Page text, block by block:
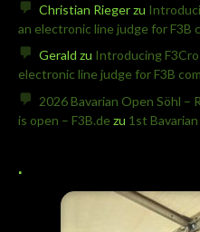
Christian Riegerzu
an electronic line judge for F3B
Gerald zu Introducing
electronic line judge for F3B
2026 Bavarian Open Söhl –
is open – F3B.de zu 1st
.